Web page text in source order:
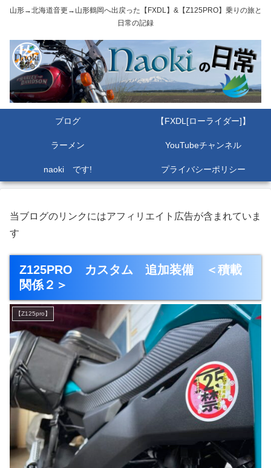
山形→北海道音更→山形鶴岡へ出戻った【FXDL】&【Z125PRO】乗りの旅と
日常の記録
ブログ 【FXDL[ローライダー]】
ラーメン YouTubeチャンネル
naoki です! プライバシーポリシー
当ブログのリンクにはアフィリエイト広告が含まれていま
す
Z125PRO カスタム 追加装備 ＜積載
関係２＞
【Z125pro】